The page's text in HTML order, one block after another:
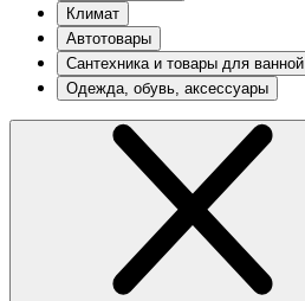
Климат
Автотовары
Сантехника и товары для ванной
Одежда, обувь, аксессуары